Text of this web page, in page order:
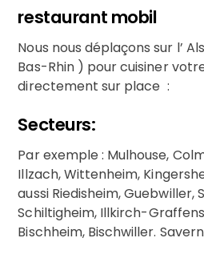
restaurant mobil
Nous nous déplaçons sur l’
Bas-Rhin ) pour cuisiner
directement sur place :
Secteurs:
Par exemple : Mulhouse,
Illzach, Wittenheim,
aussi Riedisheim, Guebwiller,
Schiltigheim, Illkirch-
Bischheim, Bischwiller.